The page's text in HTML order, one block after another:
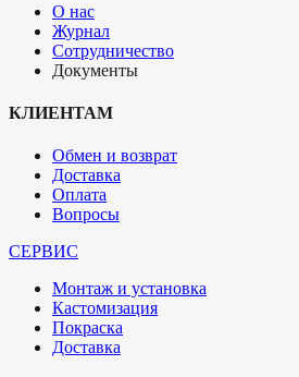
О нас
Журнал
Сотрудничество
Документы
КЛИЕНТАМ
Обмен и возврат
Доставка
Оплата
Вопросы
СЕРВИС
Монтаж и установка
Кастомизация
Покраска
Доставка